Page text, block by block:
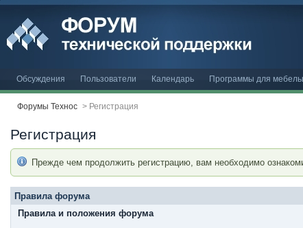
Обсуждения Пользователи Календарь Программы для
Форумы Технос > Регистрация
Регистрация
Прежде чем продолжить регистрацию, вам необходимо
Правила форума
Правила и положения форума